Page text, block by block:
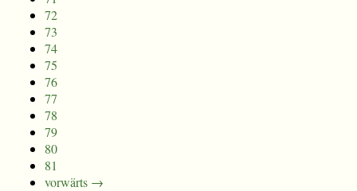
72
73
74
75
76
77
78
79
80
81
vorwärts →